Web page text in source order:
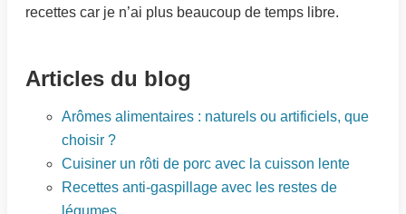
recettes car je n’ai plus beaucoup de temps libre.
Articles du blog
Arômes alimentaires : naturels ou artificiels, que
choisir ?
Cuisiner un rôti de porc avec la cuisson lente
Recettes anti-gaspillage avec les restes de